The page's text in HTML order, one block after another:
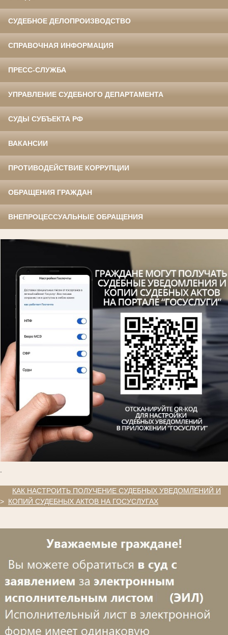
СУДЕБНОЕ ДЕЛОПРОИЗВОДСТВО
СПРАВОЧНАЯ ИНФОРМАЦИЯ
ПРЕСС-СЛУЖБА
УПРАВЛЕНИЕ СУДЕБНОГО ДЕПАРТАМЕНТА
СУДЫ СУБЪЕКТА РФ
ВАКАНСИИ
ПРОТИВОДЕЙСТВИЕ КОРРУПЦИИ
ОБРАЩЕНИЯ ГРАЖДАН
ВНЕПРОЦЕССУАЛЬНЫЕ ОБРАЩЕНИЯ
>
КАК НАСТРОИТЬ ПОЛУЧЕНИЕ СУДЕБНЫХ УВЕДОМЛЕНИЙ И
КОПИЙ СУДЕБНЫХ АКТОВ НА ГОСУСЛУГАХ